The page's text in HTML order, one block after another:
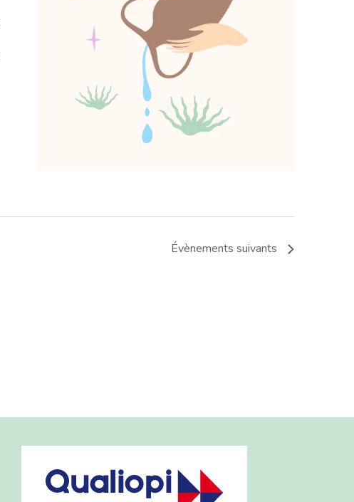
Évènements suivants